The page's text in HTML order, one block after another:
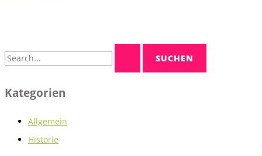
S
u
h
Kategorien
Allgemein
Historie